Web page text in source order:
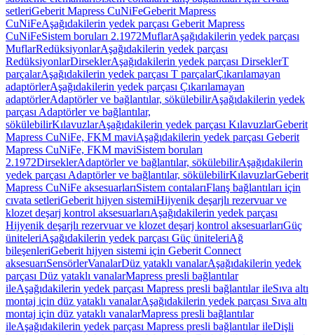
setleriGeberit Mapress CuNiFeGeberit Mapress
CuNiFeAşağıdakilerin yedek parçası Geberit Mapress
CuNiFeSistem boruları 2.1972MuflarAşağıdakilerin yedek parçası
MuflarRedüksiyonlarAşağıdakilerin yedek parçası
RedüksiyonlarDirseklerAşağıdakilerin yedek parçası DirseklerT
parçalarAşağıdakilerin yedek parçası T parçalarÇıkarılamayan
adaptörlerAşağıdakilerin yedek parçası Çıkarılamayan
adaptörlerAdaptörler ve bağlantılar, sökülebilirAşağıdakilerin yedek
parçası Adaptörler ve bağlantılar,
sökülebilirKılavuzlarAşağıdakilerin yedek parçası KılavuzlarGeberit
Mapress CuNiFe, FKM maviAşağıdakilerin yedek parçası Geberit
Mapress CuNiFe, FKM maviSistem boruları
2.1972DirseklerAdaptörler ve bağlantılar, sökülebilirAşağıdakilerin
yedek parçası Adaptörler ve bağlantılar, sökülebilirKılavuzlarGeberit
Mapress CuNiFe aksesuarlarıSistem contalarıFlanş bağlantıları için
cıvata setleriGeberit hijyen sistemiHijyenik deşarjlı rezervuar ve
klozet deşarj kontrol aksesuarlarıAşağıdakilerin yedek parçası
Hijyenik deşarjlı rezervuar ve klozet deşarj kontrol aksesuarlarıGüç
üniteleriAşağıdakilerin yedek parçası Güç üniteleriAğ
bileşenleriGeberit hijyen sistemi için Geberit Connect
aksesuarıSensörlerVanalarDüz yataklı vanalarAşağıdakilerin yedek
parçası Düz yataklı vanalarMapress presli bağlantılar
ileAşağıdakilerin yedek parçası Mapress presli bağlantılar ileSıva altı
montaj için düz yataklı vanalarAşağıdakilerin yedek parçası Sıva altı
montaj için düz yataklı vanalarMapress presli bağlantılar
ileAşağıdakilerin yedek parçası Mapress presli bağlantılar ileDişli